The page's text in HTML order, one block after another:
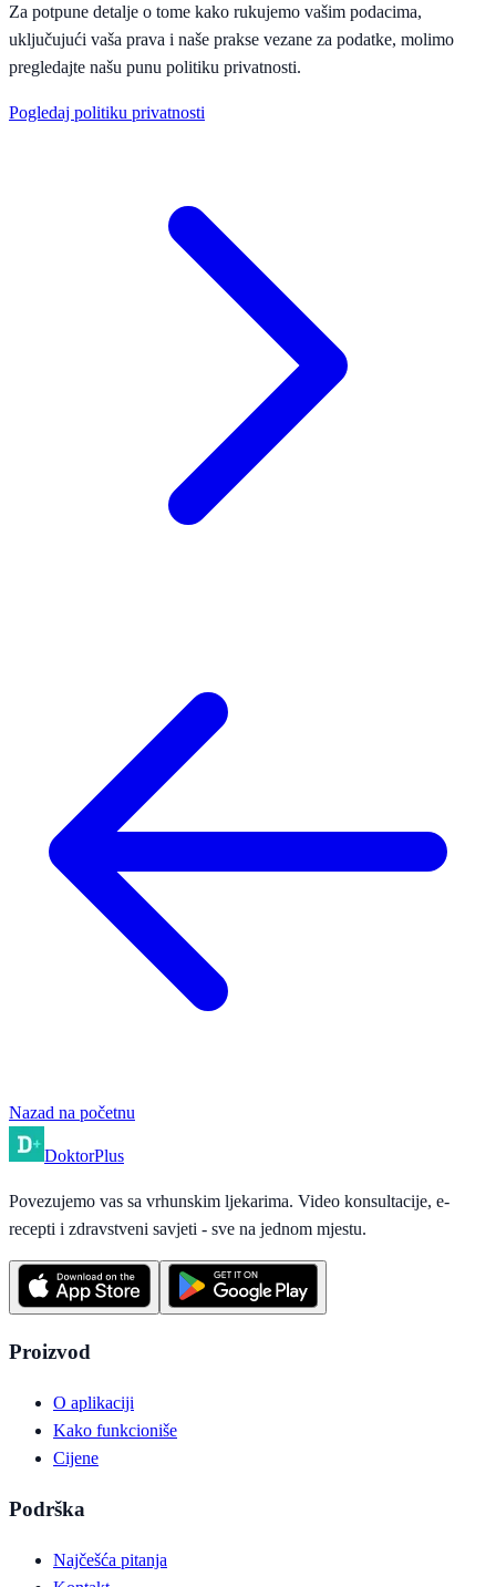
Za potpune detalje o tome kako rukujemo vašim podacima,
uključujući vaša prava i naše prakse vezane za podatke, molimo
pregledajte našu punu politiku privatnosti.
Pogledaj politiku privatnosti
Nazad na početnu
DoktorPlus
Povezujemo vas sa vrhunskim ljekarima. Video konsultacije, e-
recepti i zdravstveni savjeti - sve na jednom mjestu.
Proizvod
O aplikaciji
Kako funkcioniše
Cijene
Podrška
Najčešća pitanja